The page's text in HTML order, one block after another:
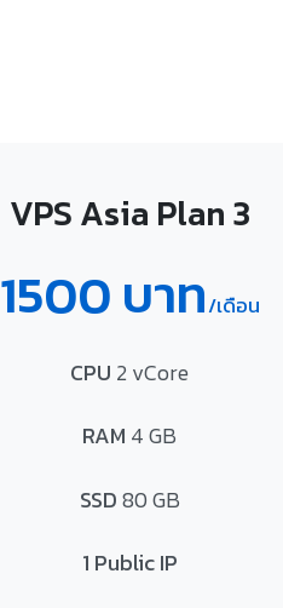
VPS Asia Plan 3
1500 บาท/เดือน
CPU 2 vCore
RAM 4 GB
SSD80 GB
1 Public IP